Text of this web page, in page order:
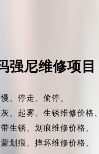
强尼维修项目
、停走、偷停、
、 起雾、生锈维修价格、
生锈、划痕维修价格、
划痕、摔坏维修价格、